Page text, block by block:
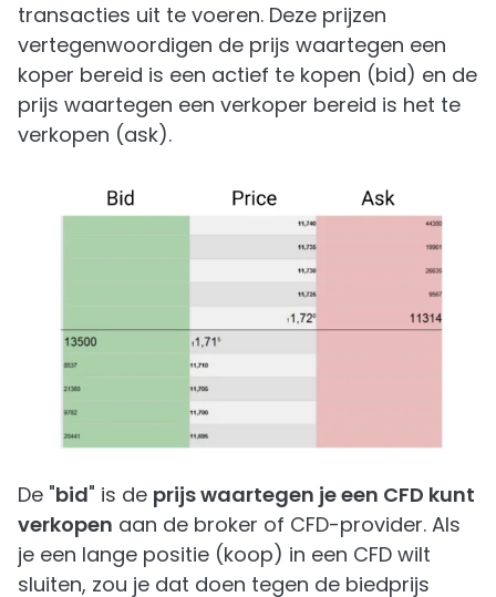
transacties uit te voeren. Deze prijzen
vertegenwoordigen de prijs waartegen een
koper bereid is een actief te kopen (bid) en de
prijs waartegen een verkoper bereid is het te
verkopen (ask).
De "bid" is de prijs waartegen je een CFD kunt
verkopen aan de broker of CFD-provider. Als
je een lange positie (koop) in een CFD wilt
sluiten, zou je dat doen tegen de biedprijs